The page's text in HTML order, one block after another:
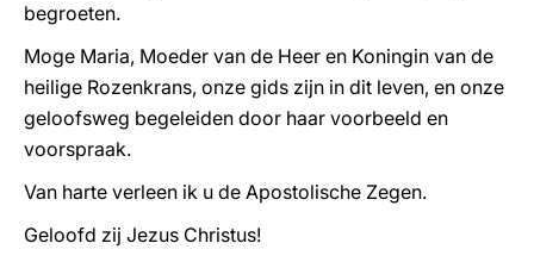
begroeten.
Moge Maria, Moeder van de Heer en Koningin van de
heilige Rozenkrans, onze gids zijn in dit leven, en onze
geloofsweg begeleiden door haar voorbeeld en
voorspraak.
Van harte verleen ik u de Apostolische Zegen.
Geloofd zij Jezus Christus!